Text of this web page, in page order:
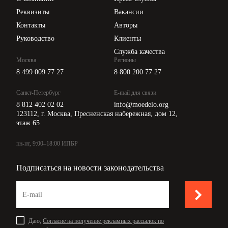
Реквизиты
Контакты
Руководство
Вакансии
Авторы
Клиенты
Служба качества
Москва
8 499 009 77 27
Санкт-Петербург
8 812 402 02 02
Регионы
8 800 200 77 27
E-mail для связи
info@moedelo.org
123112, г. Москва, Пресненская набережная, дом 12,
этаж 65
пн-пт, 9:00–18:00 ИПБР
Подписаться на новости законодательства
Даю, Согласие на получение рекламных рассылок по